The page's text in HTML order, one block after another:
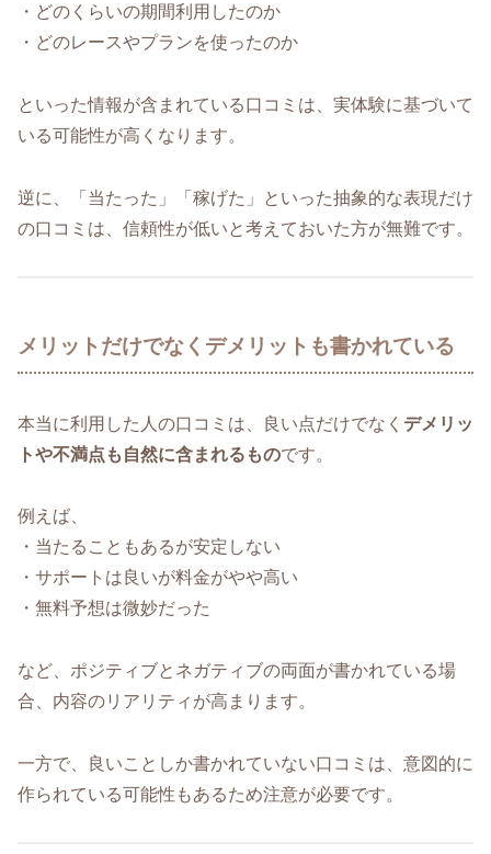
・どのくらいの期間利用したのか
・どのレースやプランを使ったのか
といった情報が含まれている口コミは、実体験に基づいて
いる可能性が高くなります。
逆に、「当たった」「稼げた」といった抽象的な表現だけ
の口コミは、信頼性が低いと考えておいた方が無難です。
メリットだけでなくデメリットも書かれている
本当に利用した人の口コミは、良い点だけでなく デメリッ
トや不満点も自然に含まれるものです。
例えば、
・当たることもあるが安定しない
・サポートは良いが料金がやや高い
・無料予想は微妙だった
など、ポジティブとネガティブの両面が書かれている場
合、内容のリアリティが高まります。
一方で、良いことしか書かれていない口コミは、意図的に
作られている可能性もあるため注意が必要です。